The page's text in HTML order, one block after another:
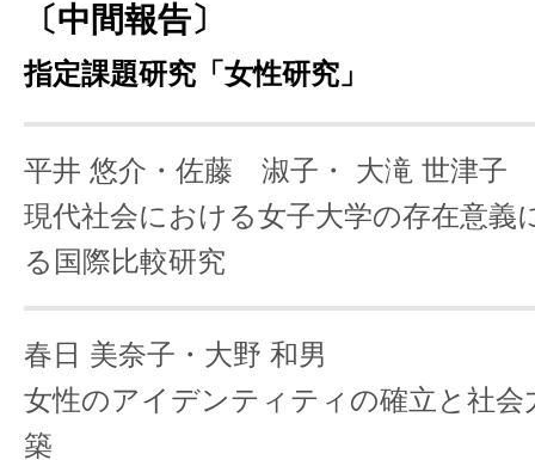
〔中間報告〕
指定課題研究「女性研究」
平井 悠介・佐藤 淑子・
大滝 世津子
現代社会における女子大学の存在意義
る国際比較研究
春日 美奈子・大野 和男
女性のアイデンティティの確立と社会
築